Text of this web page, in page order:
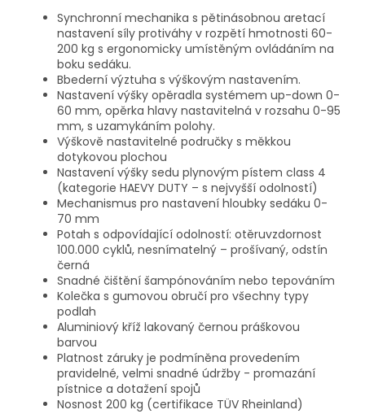
Synchronní mechanika s pětinásobnou aretací
nastavení síly protiváhy v rozpětí hmotnosti 60-
200 kg s ergonomicky umístěným ovládáním na
boku sedáku.
Bbederní výztuha s výškovým nastavením.
Nastavení výšky opěradla systémem up-down 0-
60 mm, opěrka hlavy nastavitelná v rozsahu 0-95
mm, s uzamykáním polohy.
Výškově nastavitelné područky s měkkou
dotykovou plochou
Nastavení výšky sedu plynovým pístem class 4
(kategorie HAEVY DUTY – s nejvyšší odolností)
Mechanismus pro nastavení hloubky sedáku 0-
70 mm
Potah s odpovídající odolností: otěruvzdornost
100.000 cyklů, nesnímatelný – prošívaný, odstín
černá
Snadné čištění šampónováním nebo tepováním
Kolečka s gumovou obručí pro všechny typy
podlah
Aluminiový kříž lakovaný černou práškovou
barvou
Platnost záruky je podmíněna provedením
pravidelné, velmi snadné údržby - promazání
pístnice a dotažení spojů
Nosnost 200 kg (certifikace TÜV Rheinland)